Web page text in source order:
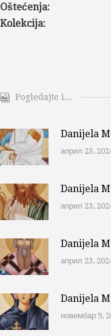
Oštećenja:
Kolekcija:
Pogledajte i...
Danijela
април 23,
Danijela
април 23,
Danijela
април 23,
Danijela
новембар 9,